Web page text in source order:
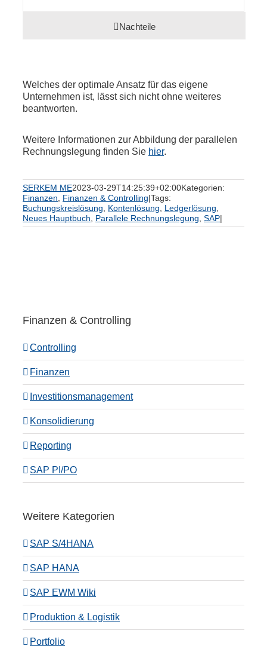
Nachteile
Welches der optimale Ansatz für das eigene
Unternehmen ist, lässt sich nicht ohne weiteres
beantworten.
Weitere Informationen zur Abbildung der parallelen
Rechnungslegung finden Sie hier.
SERKEM ME2023-03-29T14:25:39+02:00Kategorien:
Finanzen
Finanzen & Controlling|Tags:
Buchungskreislösung
Kontenlösung Ledgerlösung
Neues Hauptbuch
Parallele Rechnungslegung SAP|
Finanzen & Controlling
Controlling
Finanzen
Investitionsmanagement
Konsolidierung
Reporting
SAP PI/PO
Weitere Kategorien
SAP S/4HANA
SAP HANA
SAP EWM Wiki
Produktion & Logistik
Portfolio